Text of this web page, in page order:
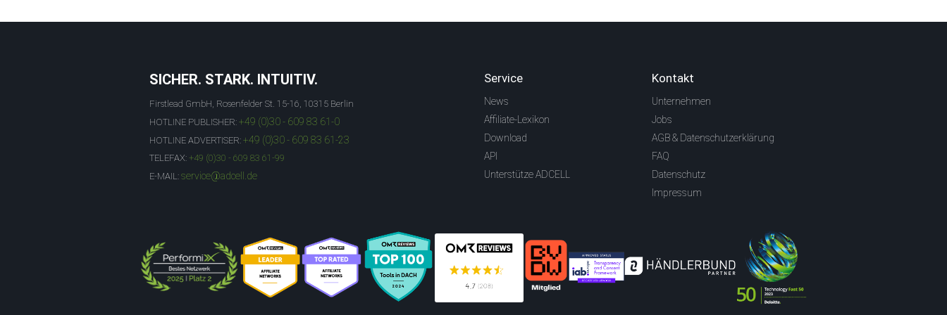
SICHER. STARK. INTUITIV.
Firstlead GmbH, Rosenfelder St. 15-16, 10315 Berlin
HOTLINE PUBLISHER: +49 (0)30 - 609 83 61-0
HOTLINE ADVERTISER: +49 (0)30 - 609 83 61-23
TELEFAX: +49 (0)30 - 609 83 61-99
E-MAIL: service@adcell.de
Service
News
Affiliate-Lexikon
Download
API
Unterstütze ADCELL
Kontakt
Unternehmen
Jobs
AGB & Datenschutzerklärung
FAQ
Datenschutz
Impressum